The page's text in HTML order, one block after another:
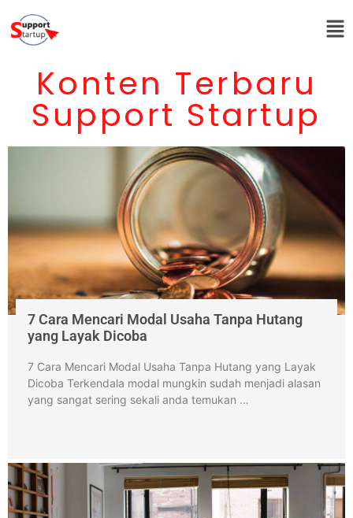
Konten Terbaru
Support Startup
7 Cara Mencari Modal Usaha Tanpa Hutang
yang Layak Dicoba
7 Cara Mencari Modal Usaha Tanpa Hutang yang Layak
Dicoba Terkendala modal mungkin sudah menjadi alasan
yang sangat sering sekali anda temukan …